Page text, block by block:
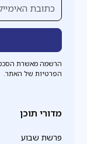
הרשמה מאשרת
הפרטיות של האתר.
מדורי תוכן
פרשת שבוע